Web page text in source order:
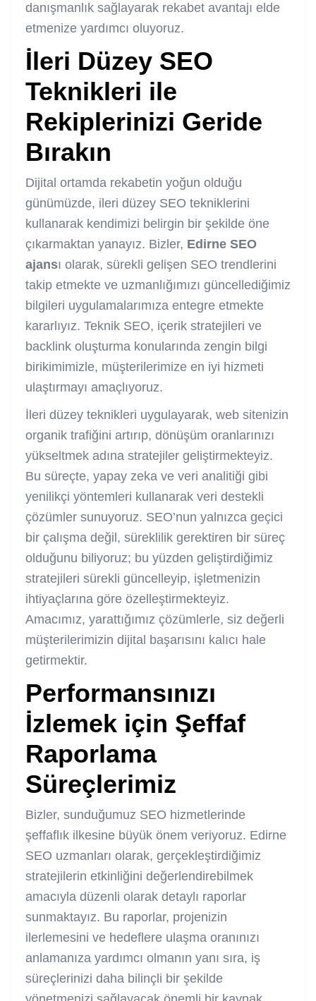
danışmanlık sağlayarak rekabet avantajı elde
etmenize yardımcı oluyoruz.
İleri Düzey SEO
Teknikleri ile
Rekiplerinizi Geride
Bırakın
Dijital ortamda rekabetin yoğun olduğu
günümüzde, ileri düzey SEO tekniklerini
kullanarak kendimizi belirgin bir şekilde öne
çıkarmaktan yanayız. Bizler, Edirne SEO
ajansı olarak, sürekli gelişen SEO trendlerini
takip etmekte ve uzmanlığımızı güncellediğimiz
bilgileri uygulamalarımıza entegre etmekte
kararlıyız. Teknik SEO, içerik stratejileri ve
backlink oluşturma konularında zengin bilgi
birikimimizle, müşterilerimize en iyi hizmeti
ulaştırmayı amaçlıyoruz.
İleri düzey teknikleri uygulayarak, web sitenizin
organik trafiğini artırıp, dönüşüm oranlarınızı
yükseltmek adına stratejiler geliştirmekteyiz.
Bu süreçte, yapay zeka ve veri analitiği gibi
yenilikçi yöntemleri kullanarak veri destekli
çözümler sunuyoruz. SEO’nun yalnızca geçici
bir çalışma değil, süreklilik gerektiren bir süreç
olduğunu biliyoruz; bu yüzden geliştirdiğimiz
stratejileri sürekli güncelleyip, işletmenizin
ihtiyaçlarına göre özelleştirmekteyiz.
Amacımız, yarattığımız çözümlerle, siz değerli
müşterilerimizin dijital başarısını kalıcı hale
getirmektir.
Performansınızı
İzlemek için Şeffaf
Raporlama
Süreçlerimiz
Bizler, sunduğumuz SEO hizmetlerinde
şeffaflık ilkesine büyük önem veriyoruz. Edirne
SEO uzmanları olarak, gerçekleştirdiğimiz
stratejilerin etkinliğini değerlendirebilmek
amacıyla düzenli olarak detaylı raporlar
sunmaktayız. Bu raporlar, projenizin
ilerlemesini ve hedeflere ulaşma oranınızı
anlamanıza yardımcı olmanın yanı sıra, iş
süreçlerinizi daha bilinçli bir şekilde